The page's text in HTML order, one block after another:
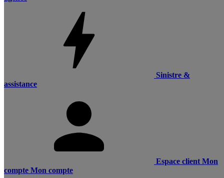
Sinistre &
assistance
Espace client Mon
compte Mon compte